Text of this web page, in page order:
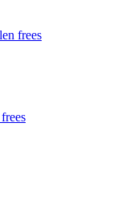
frees